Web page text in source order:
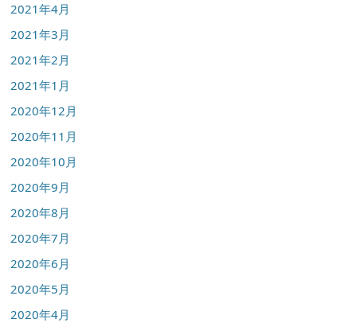
2021年4月
2021年3月
2021年2月
2021年1月
2020年12月
2020年11月
2020年10月
2020年9月
2020年8月
2020年7月
2020年6月
2020年5月
2020年4月